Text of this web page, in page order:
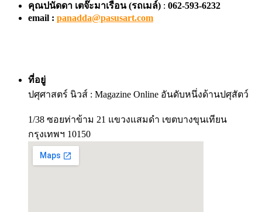
คุณปนัดดา เตจ๊ะมาเรือน (รถเมล์) : 062-593-6232
email : panadda@pasusart.com
ที่อยู่
ปศุศาสตร์ นิวส์ : Magazine Online อันดับหนึ่งด้านปศุสัตว์
1/38 ซอยท่าข้าม 21 แขวงแสมดำ เขตบางขุนเทียน
กรุงเทพฯ 10150